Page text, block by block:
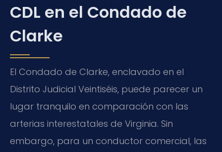
CDL en el Condado de
Clarke
El Condado de Clarke, enclavado en el
Distrito Judicial Veintiséis, puede parecer un
lugar tranquilo en comparación con las
arterias interestatales de Virginia. Sin
embargo, para un conductor comercial, las